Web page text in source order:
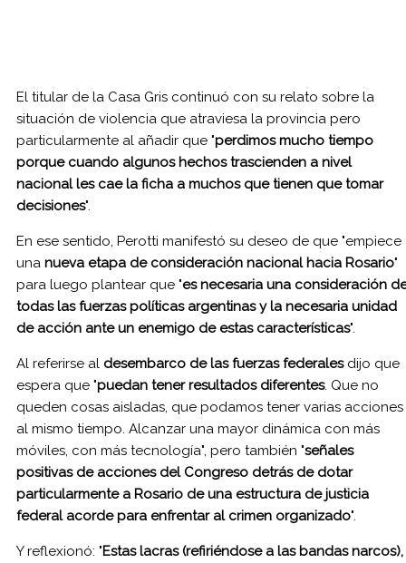
El titular de la Casa Gris continuó con su relato sobre la
situación de violencia que atraviesa la provincia pero
particularmente al añadir que "perdimos mucho tiempo
porque cuando algunos hechos trascienden a nivel
nacional les cae la ficha a muchos que tienen que tomar
decisiones".
En ese sentido, Perotti manifestó su deseo de que "empiece
una nueva etapa de consideración nacional hacia Rosario"
para luego plantear que "es necesaria una consideración
todas las fuerzas políticas argentinas y la necesaria unidad
de acción ante un enemigo de estas características".
Al referirse al desembarco de las fuerzas federalesdijo que
espera que "puedan tener resultados diferentes. Que no
queden cosas aisladas, que podamos tener varias acciones
al mismo tiempo. Alcanzar una mayor dinámica con más
móviles, con más tecnología", pero también "señales
positivas de acciones del Congreso detrás de dotar
particularmente a Rosario de una estructura de justicia
federal acorde para enfrentar al crimen organizado".
Y reflexionó: "Estas lacras (refiriéndose a las bandas narcos),